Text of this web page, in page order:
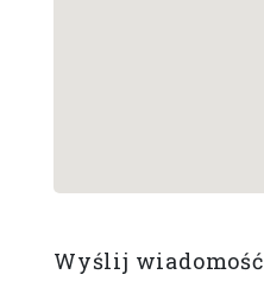
Wyślij wiadomość